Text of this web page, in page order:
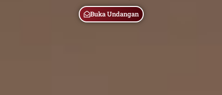
Buka Undangan